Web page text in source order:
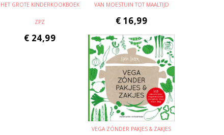
HET GROTE KINDERKOOKBOEK
ZPZ
€ 24,99
VAN MOESTUIN TOT MAALTIJD
€ 16,99
VEGA ZÓNDER PAKJES & ZAKJES